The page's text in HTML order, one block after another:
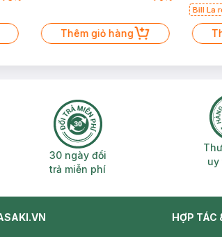
Thêm giỏ hàng
Bill La
50ml
phí 2H 30 ngày đổi trả miễn phí
30 ngày đổi
trả miễn phí
uy
HỢP TÁC